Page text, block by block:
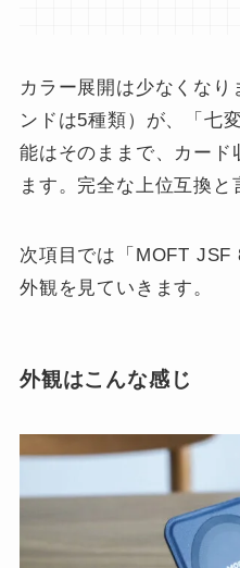
カラー展開は少なくなり
ンドは5種類）が、「七
能はそのままで、カード
ます。完全な上位互換と
次項目では「MOFT
外観を見ていきます。
外観はこんな感じ